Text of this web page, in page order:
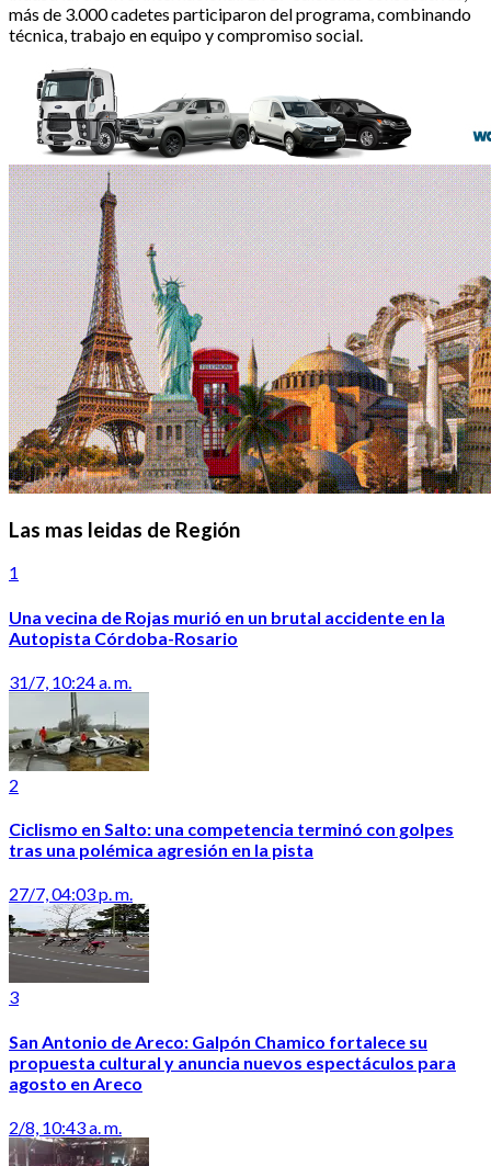
más de 3.000 cadetes participaron del programa, combinando
técnica, trabajo en equipo y compromiso social.
Las mas leidas de Región
1
Una vecina de Rojas murió en un brutal accidente en la
Autopista Córdoba-Rosario
31/7, 10:24 a. m.
2
Ciclismo en Salto: una competencia terminó con golpes
tras una polémica agresión en la pista
27/7, 04:03 p. m.
3
San Antonio de Areco: Galpón Chamico fortalece su
propuesta cultural y anuncia nuevos espectáculos para
agosto en Areco
2/8, 10:43 a. m.